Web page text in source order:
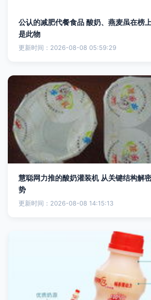
公认的减肥代餐食品 酸奶、燕麦虽在榜
是此物
更新时间：2026-08-08 05:59:29
慧聪网力推的酸奶灌装机 从关键结构解
势
更新时间：2026-08-08 14:15:13